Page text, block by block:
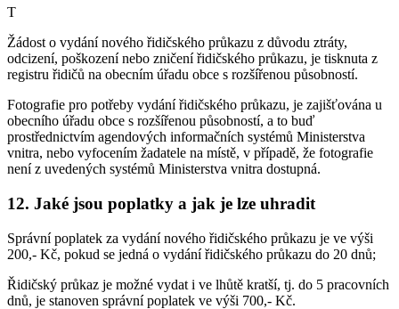
T
Žádost o vydání nového řidičského průkazu z důvodu ztráty,
odcizení, poškození nebo zničení řidičského průkazu, je tisknuta z
registru řidičů na obecním úřadu obce s rozšířenou působností.
Fotografie pro potřeby vydání řidičského průkazu, je zajišťována u
obecního úřadu obce s rozšířenou působností, a to buď
prostřednictvím agendových informačních systémů Ministerstva
vnitra, nebo vyfocením žadatele na místě, v případě, že fotografie
není z uvedených systémů Ministerstva vnitra dostupná.
12. Jaké jsou poplatky a jak je lze uhradit
Správní poplatek za vydání nového řidičského průkazu je ve výši
200,- Kč, pokud se jedná o vydání řidičského průkazu do 20 dnů;
Řidičský průkaz je možné vydat i ve lhůtě kratší, tj. do 5 pracovních
dnů, je stanoven správní poplatek ve výši 700,- Kč.